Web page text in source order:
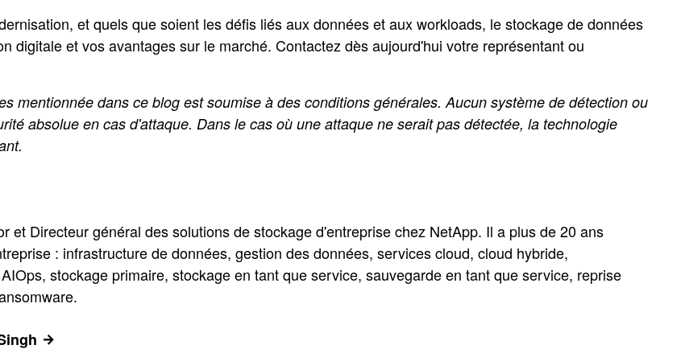
et quels que soient les défis liés aux données et aux workloads, le stockage de données
digitale et vos avantages sur le marché. Contactez dès aujourd'hui votre représentant ou
mentionnée dans ce blog est soumise à des conditions générales. Aucun système de détection ou
absolue en cas d'attaque. Dans le cas où une attaque ne serait pas détectée, la technologie
et Directeur général des solutions de stockage d'entreprise chez NetApp. Il a plus de 20 ans
: infrastructure de données, gestion des données, services cloud, cloud hybride,
stockage primaire, stockage en tant que service, sauvegarde en tant que service, reprise